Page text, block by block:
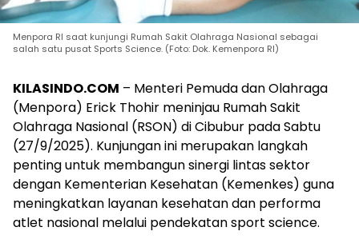
Menpora RI saat kunjungi Rumah Sakit Olahraga Nasional sebagai
salah satu pusat Sports Science. (Foto: Dok. Kemenpora RI)
KILASINDO.COM – Menteri Pemuda dan Olahraga
(Menpora) Erick Thohir meninjau Rumah Sakit
Olahraga Nasional (RSON) di Cibubur pada Sabtu
(27/9/2025). Kunjungan ini merupakan langkah
penting untuk membangun sinergi lintas sektor
dengan Kementerian Kesehatan (Kemenkes) guna
meningkatkan layanan kesehatan dan performa
atlet nasional melalui pendekatan sport science.